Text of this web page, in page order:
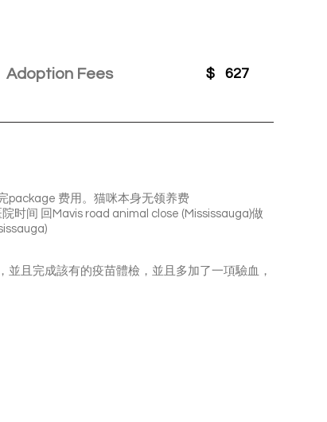
Adoption Fees $ 627
package 费用。猫咪本身无领养费
时间 回Mavis road animal close (Mississauga)做
且完成該有的疫苗體檢，並且多加了一項驗血，